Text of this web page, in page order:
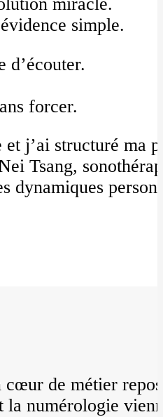
simple.
d’écouter.
forcer.
et j’ai structuré ma
Tsang,
dynamiques
cœur de métier
la numérologie